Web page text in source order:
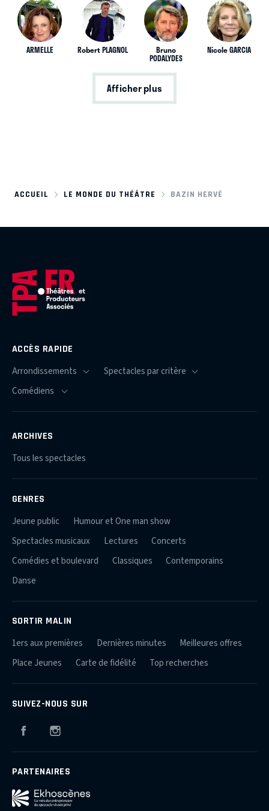
ARMELLE Robert PLAGNOL Bruno
PODALYDES
Nicole GARCIA
Afficher plus
ACCUEIL LE MONDE DU THÉÂTRE BAZIN HERVÉ
ACCÈS RAPIDE
ARCHIVES
Tous les spectacles
GENRES
Jeune public
Humour et One man show
Spectacles musicaux
Lectures
Concerts
Comédies et boulevard
Classiques
Contemporains
Danse
SORTIR MALIN
1ers aux premières Dernières minutes
Meilleures offres
Place Jeunes
Carte de fidélité Top recherches
SUIVEZ-NOUS SUR
Facebook
PARTENAIRES